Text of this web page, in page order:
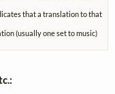
that a translation to that
(usually one set to music)